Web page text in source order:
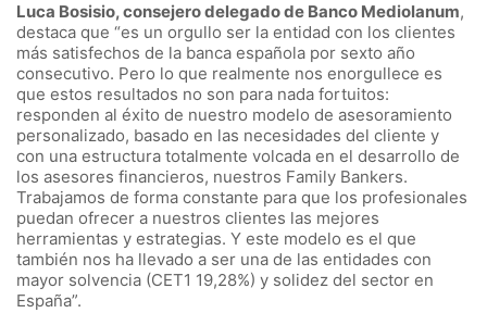
Luca Bosisio, consejero delegado de Banco Mediolanum,
destaca que “es un orgullo ser la entidad con los clientes
más satisfechos de la banca española por sexto año
consecutivo. Pero lo que realmente nos enorgullece es
que estos resultados no son para nada fortuitos:
responden al éxito de nuestro modelo de asesoramiento
personalizado, basado en las necesidades del cliente y
con una estructura totalmente volcada en el desarrollo de
los asesores financieros, nuestros Family Bankers.
Trabajamos de forma constante para que los profesionales
puedan ofrecer a nuestros clientes las mejores
herramientas y estrategias. Y este modelo es el que
también nos ha llevado a ser una de las entidades con
mayor solvencia (CET1 19,28%) y solidez del sector en
España”.